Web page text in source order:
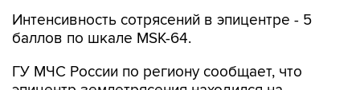
Интенсивность сотрясений в эпицентре - 5
баллов по шкале MSK-64.
ГУ МЧС России по региону сообщает, что